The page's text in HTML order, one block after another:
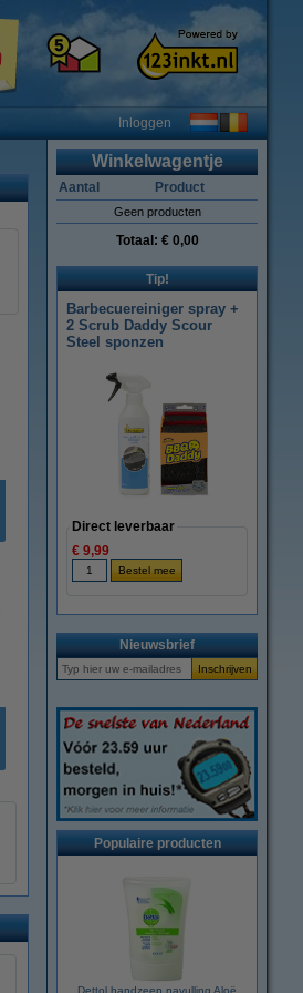
Inloggen
Winkelwagentje
Aantal Product
Geen producten
Totaal: € 0,00
Tip!
Barbecuereiniger spray +
2 Scrub Daddy Scour
Steel sponzen
Direct leverbaar
€ 9,99
Nieuwsbrief
Populaire producten
Dettol handzeep navulling Aloë